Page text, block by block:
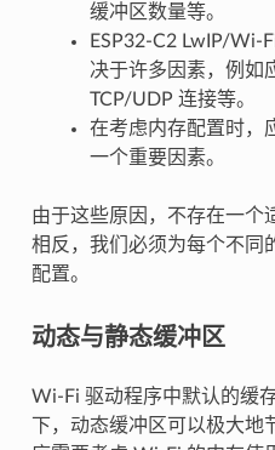
缓冲区数量等。
ESP32-C2 LwIP/Wi-
决于许多因素，例如
TCP/UDP 连接等。
在考虑内存配置时，
一个重要因素。
由于这些原因，不存在一个
相反，我们必须为每个不同
配置。
动态与静态缓冲区
Wi-Fi 驱动程序中默认的缓
下，动态缓冲区可以极大